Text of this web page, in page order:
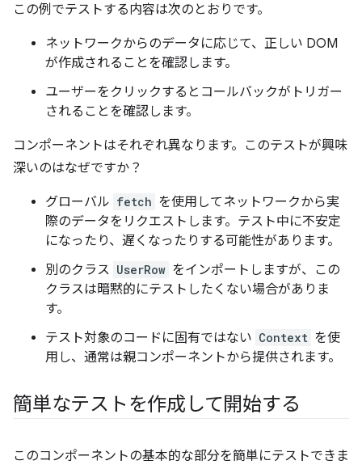
この例でテストする内容は次のとおりです。
ネットワークからのデータに応じて、正しい DOM
が作成されることを確認します。
ユーザーをクリックするとコールバックがトリガー
されることを確認します。
コンポーネントはそれぞれ異なります。このテストが興味
深いのはなぜですか？
グローバル fetch を使用してネットワークから実
際のデータをリクエストします。テスト中に不安定
になったり、遅くなったりする可能性があります。
別のクラス UserRow をインポートしますが、この
クラスは暗黙的にテストしたくない場合がありま
す。
テスト対象のコードに固有ではない Context を使
用し、通常は親コンポーネントから提供されます。
簡単なテストを作成して開始する
このコンポーネントの基本的な部分を簡単にテストできま